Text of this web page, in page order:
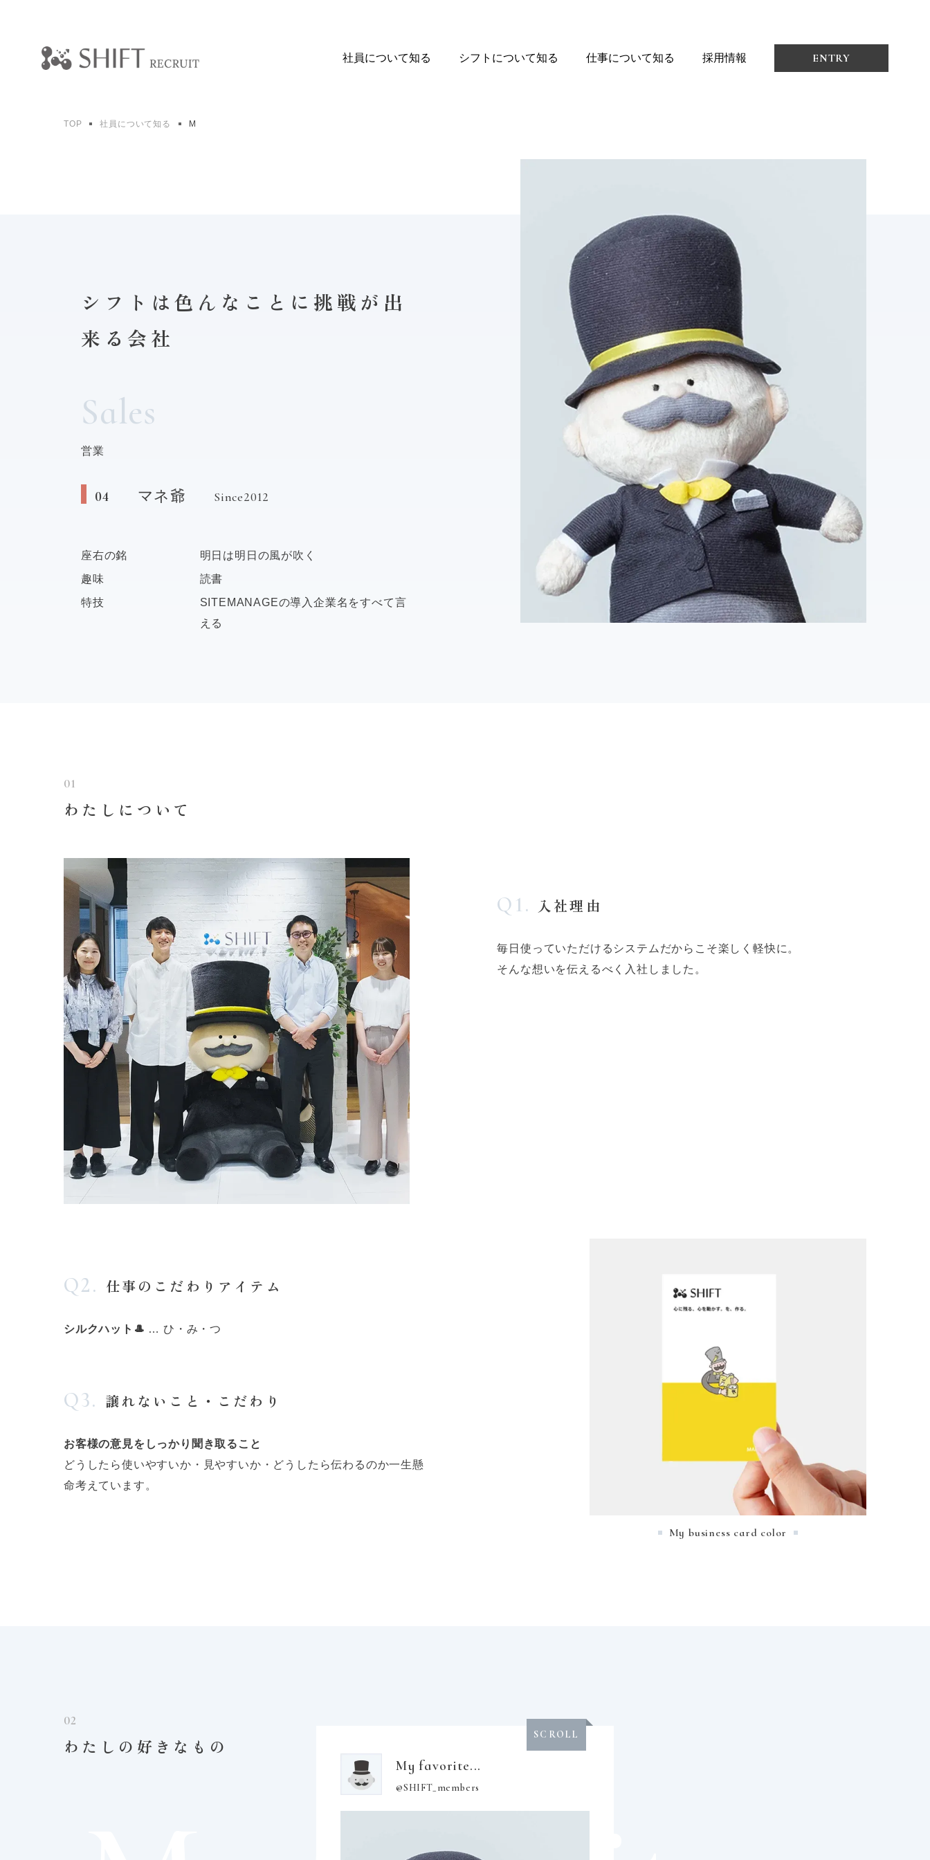
社員について知る シフトについて知る 仕事について知る 採用情報 ENTRY
TOP 社員について知る M
シフトは色んなことに挑戦が出
来る会社
Sales
営業
04 マネ爺 Since2012
座右の銘
明日は明日の風が吹く
趣味
読書
特技
SITEMANAGEの導入企業名をすべて言
える
01
わたしについて
Q1. 入社理由
毎日使っていただけるシステムだからこそ楽しく軽快に。
そんな想いを伝えるべく入社しました。
My business card color
Q2. 仕事のこだわりアイテム
シルクハット🎩 … ひ・み・つ
Q3. 譲れないこと・こだわり
お客様の意見をしっかり聞き取ること
どうしたら使いやすいか・見やすいか・どうしたら伝わるのか一生懸
命考えています。
02
わたしの好きなもの
SCROLL
My favorite...
@SHIFT_members